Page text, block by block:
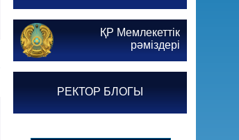
ҚР Мемлекеттік
рәміздері
РЕКТОР БЛОГЫ